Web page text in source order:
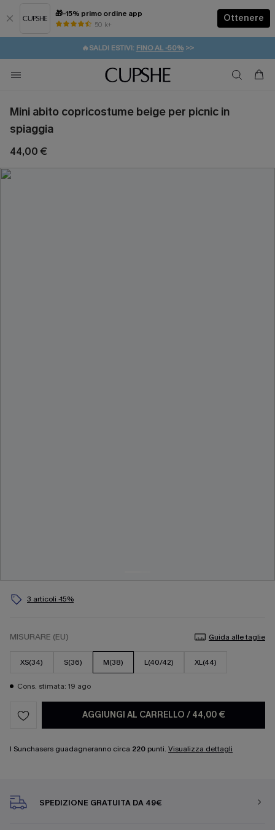
🎁-15% primo ordine app
50 k+
Ottenere
⚡️-15% SUGLI ESSENZIALI DA VACANZA | ACQUISTA
🔥SALDI ESTIVI: FINO AL -50%>>
🚚SPEDIZIONE GRATUITA DA 49€
💌REGALO PER I NUOVI: 20% DI SCONTO*
Mini abito copricostume beige per picnic in
spiaggia
44,00 €
3 articoli -15%
MISURARE (EU) Guida alle taglie
XS(34) S(36) M(38) L(40/42) XL(44)
Cons. stimata: 19 ago
AGGIUNGI AL CARRELLO / 44,00 €
I Sunchasers guadagneranno circa 220 punti. Visualizza dettagli
SPEDIZIONE GRATUITA DA 49€